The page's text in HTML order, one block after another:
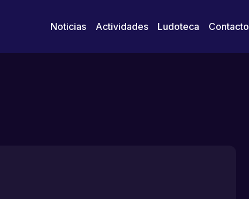
Noticias Actividades Ludoteca Contacto